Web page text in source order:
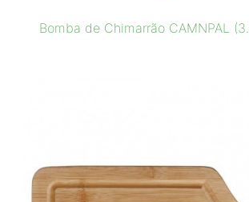
Bomba de Chimarrão CAMNPAL